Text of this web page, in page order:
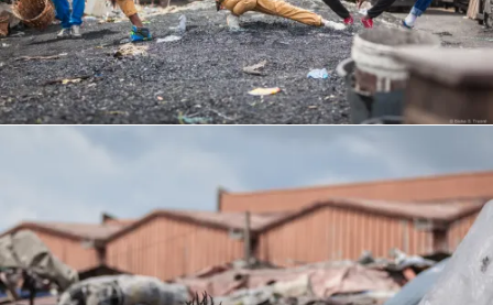
Blue
Equilibre
Renaissance
Sunustreet
COMMERCIAL